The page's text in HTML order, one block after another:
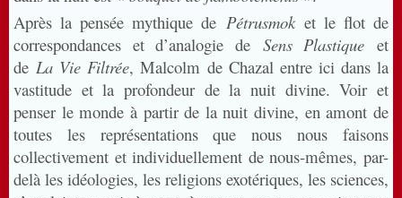
Après la pensée mythique de Pétrusmoket le flot de
correspondances et d’analogie de Sens Plastique et
deLa Vie Filtrée, Malcolm de Chazal entre ici dans la
vastitude et la profondeur de la nuit divine. Voir et
penser le monde à partir de la nuit divine, en amont de
toutes les représentations que nous nous faisons
collectivement et individuellement de nous-mêmes, par-
delà les idéologies, les religions exotériques, les sciences,